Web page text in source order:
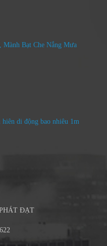
Mành Bạt Che Nắng Mưa​
di động bao nhiêu 1m
ĐẠT